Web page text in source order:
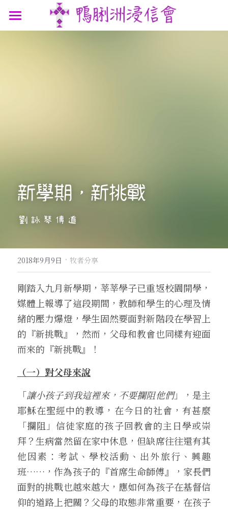
最新消息
新學期，新挑戰
劉詠琴傳道
2018年9月9日 · 牧者分享
剛踏入九月新學期，莘莘學子已重返校園開學，
媒體上報導了這段期間，教師和學生的心理及情
緒的壓力爆燈，學生固然要面對新階段在學習上
的『新挑戰』，然而，父母和教會也同樣有迎面
而來的『新挑戰』！
（一）對父母來說
「讓小孩子到我這裡來，不要攔阻他們」，是主
耶穌在聖經中的教導，在今日的社會，有甚麼
「攔阻」信徒家庭的孩子回教會的主日學或崇
拜？生病當然留在家中休息，但缺席往往還有其
他因素：考試、學校活動、出外旅行、興趣
班……，作為孩子的『首席生命師傅』，家長們
面對的挑戰也越來越大，應如何為孩子在基督信
仰的道路上把關？父母的取態非常重要，在孩子